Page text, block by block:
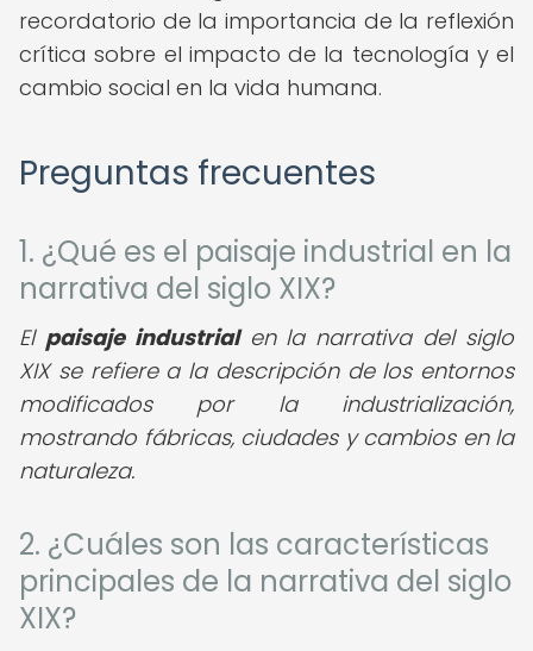
recordatorio de la importancia de la reflexión
crítica sobre el impacto de la tecnología y el
cambio social en la vida humana.
Preguntas frecuentes
1. ¿Qué es el paisaje industrial en la
narrativa del siglo XIX?
El paisaje industrialen la narrativa del siglo
XIX se refiere a la descripción de los entornos
modificados por la industrialización,
mostrando fábricas, ciudades y cambios en la
naturaleza.
2. ¿Cuáles son las características
principales de la narrativa del siglo
XIX?